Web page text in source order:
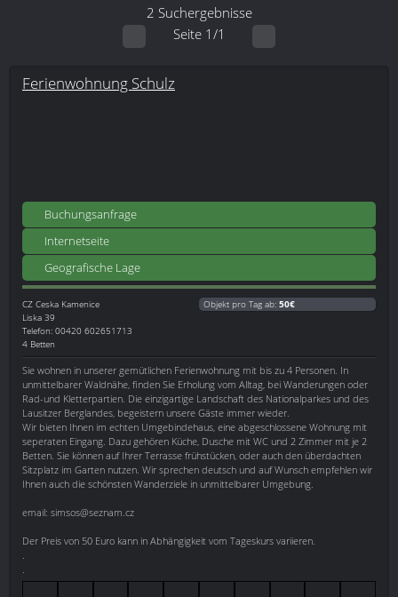
2 Suchergebnisse
Seite 1/1
Ferienwohnung Schulz
Buchungsanfrage
Internetseite
Geografische Lage
CZ Ceska Kamenice
Liska 39
Telefon: 00420 602651713
4 Betten
Objekt pro Tag ab: 50€
Sie wohnen in unserer gemütlichen Ferienwohnung mit bis zu 4 Personen. In
unmittelbarer Waldnähe, finden Sie Erholung vom Alltag, bei Wanderungen oder
Rad-und Kletterpartien. Die einzigartige Landschaft des Nationalparkes und des
Lausitzer Berglandes, begeistern unsere Gäste immer wieder.
Wir bieten Ihnen im echten Umgebindehaus, eine abgeschlossene Wohnung mit
seperaten Eingang. Dazu gehören Küche, Dusche mit WC und 2 Zimmer mit je 2
Betten. Sie können auf Ihrer Terrasse frühstücken, oder auch den überdachten
Sitzplatz im Garten nutzen. Wir sprechen deutsch und auf Wunsch empfehlen wir
Ihnen auch die schönsten Wanderziele in unmittelbarer Umgebung.
email: simsos@seznam.cz
Der Preis von 50 Euro kann in Abhängigkeit vom Tageskurs variieren.